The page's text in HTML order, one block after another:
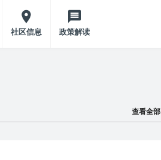
社区信息 政策解读
查看全部